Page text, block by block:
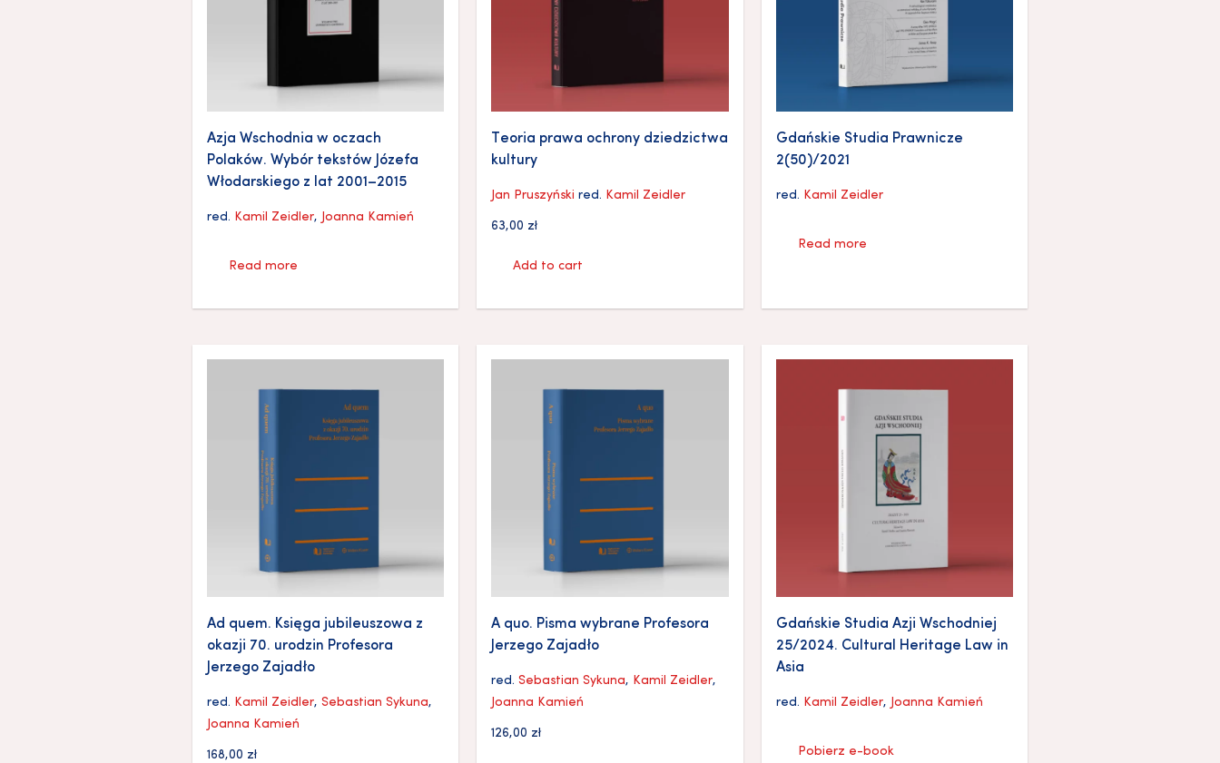
Azja Wschodnia w oczach
Polaków. Wybór tekstów Józefa
Włodarskiego z lat 2001–2015
red. Kamil Zeidler, Joanna Kamień
Read more
Teoria prawa ochrony dziedzictwa
kultury
Jan Pruszyński red. Kamil Zeidler
63,00 zł
Add to cart
Gdańskie Studia Prawnicze
2(50)/2021
red. Kamil Zeidler
Read more
Ad quem. Księga jubileuszowa z
okazji 70. urodzin Profesora
Jerzego Zajadło
red. Kamil Zeidler, Sebastian Sykuna,
Joanna Kamień
168,00 zł
A quo. Pisma wybrane Profesora
Jerzego Zajadło
red. Sebastian Sykuna, Kamil Zeidler,
Joanna Kamień
126,00 zł
Gdańskie Studia Azji Wschodniej
25/2024. Cultural Heritage Law in
Asia
red. Kamil Zeidler, Joanna Kamień
Pobierz e-book